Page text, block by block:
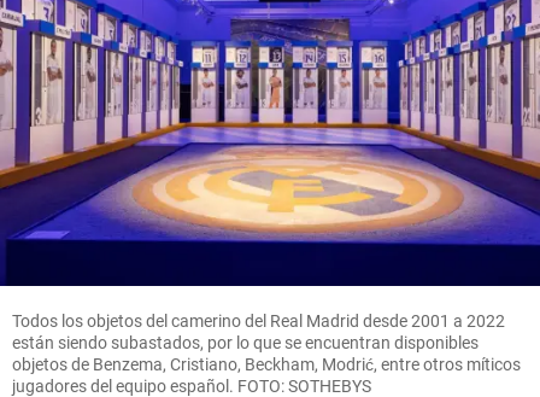
Todos los objetos del camerino del Real Madrid desde 2001 a 2022
están siendo subastados, por lo que se encuentran disponibles
objetos de Benzema, Cristiano, Beckham, Modrić, entre otros míticos
jugadores del equipo español. FOTO: SOTHEBYS